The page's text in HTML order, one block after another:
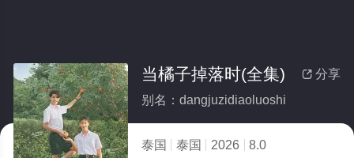
 分享
当橘子掉落时(全集)
别名：dangjuzidiaoluoshi
泰国 泰国 2026
8.0